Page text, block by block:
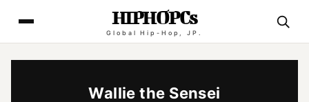
HIPHOPCs
Global Hip-Hop, JP.
Wallie the Sensei